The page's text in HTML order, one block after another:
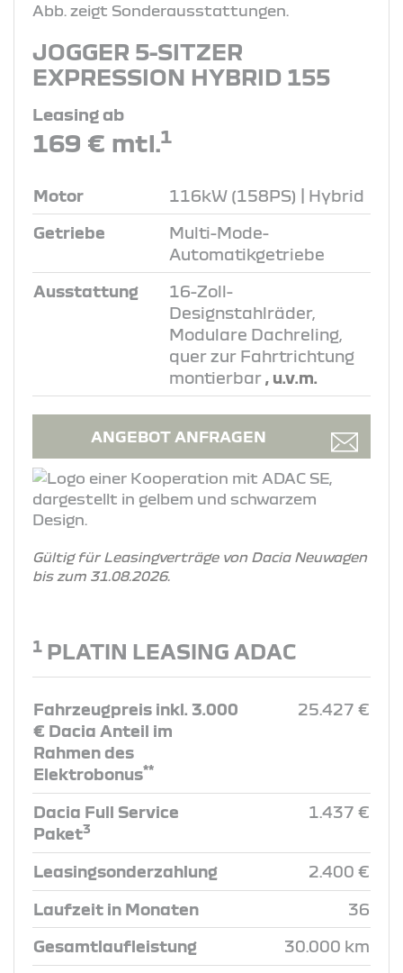
Abb. zeigt Sonderausstattungen.
JOGGER 5-SITZER
EXPRESSION HYBRID 155
Leasing ab
169 € mtl.1
Motor 116kW (158PS) | Hybrid
Getriebe
Multi-Mode-
Automatikgetriebe
Ausstattung
16-Zoll-
Designstahlräder,
Modulare Dachreling,
quer zur Fahrtrichtung
montierbar , u.v.m.
ANGEBOT ANFRAGEN
Gültig für Leasingverträge von Dacia Neuwagen
bis zum 31.08.2026.
1 PLATIN LEASING ADAC
Fahrzeugpreis inkl. 3.000
€ Dacia Anteil im
Rahmen des
Elektrobonus**
25.427 €
Dacia Full Service
Paket3
1.437 €
Leasingsonderzahlung 2.400 €
Laufzeit in Monaten 36
Gesamtlaufleistung 30.000 km